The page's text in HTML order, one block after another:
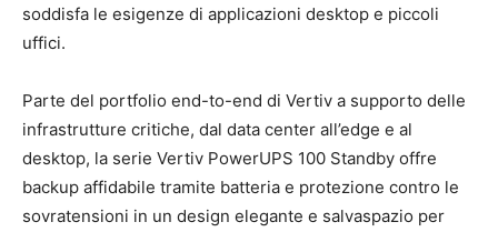
soddisfa le esigenze di applicazioni desktop e piccoli
uffici.
Parte del portfolio end-to-end di Vertiv a supporto delle
infrastrutture critiche, dal data center all’edge e al
desktop, la serie Vertiv PowerUPS 100 Standby offre
backup affidabile tramite batteria e protezione contro le
sovratensioni in un design elegante e salvaspazio per